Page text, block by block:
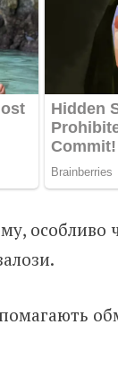
особливо